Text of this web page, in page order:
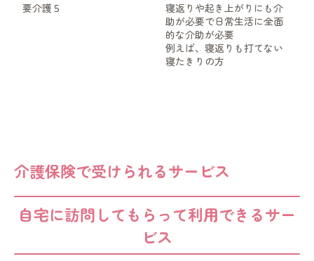
要介護５
寝返りや起き上がりにも介
助が必要で日常生活に全面
的な介助が必要
例えば、寝返りも打てない
寝たきりの方
介護保険で受けられるサービス
自宅に訪問してもらって利用できるサー
ビス